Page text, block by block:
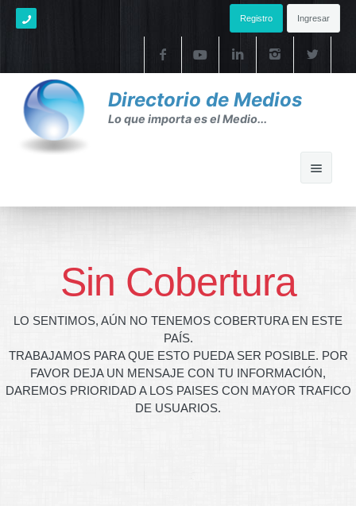
Registro Ingresar
Directorio de Medios
Lo que importa es el Medio...
Sin Cobertura
LO SENTIMOS, AÚN NO TENEMOS COBERTURA EN ESTE
PAÍS.
TRABAJAMOS PARA QUE ESTO PUEDA SER POSIBLE. POR
FAVOR DEJA UN MENSAJE CON TU INFORMACIÓN,
DAREMOS PRIORIDAD A LOS PAISES CON MAYOR TRAFICO
DE USUARIOS.